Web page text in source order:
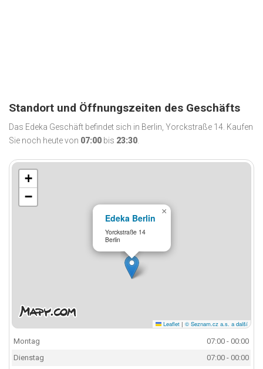
Standort und Öffnungszeiten des Geschäfts
Das Edeka Geschäft befindet sich in Berlin, Yorckstraße 14. Kaufen
Sie noch heute von 07:00 bis 23:30.
Edeka Berlin
Yorckstraße 14
Berlin
×
+
−
Leaflet | © Seznam.cz a.s. a další
Montag
07:00 - 00:00
Dienstag
07:00 - 00:00